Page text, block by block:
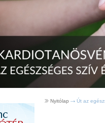
Nyitólap Út az